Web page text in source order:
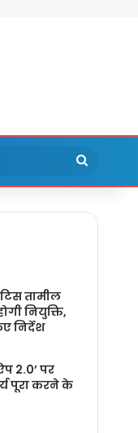
Search
for
तामील
नियुक्ति,
निर्देश
2.0’ पर
पूरा करने के